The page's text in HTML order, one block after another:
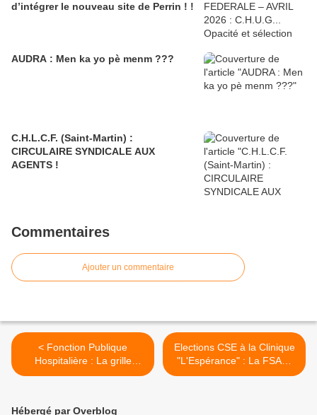
d’intégrer le nouveau site de Perrin ! !
AUDRA : Men ka yo pè menm ???
C.H.L.C.F. (Saint-Martin) :
CIRCULAIRE SYNDICALE AUX
AGENTS !
Commentaires
Ajouter un commentaire
< Fonction Publique
Hospitalière : La grille
complète des salaires et
Elections CSE à la Clinique
"L'Espérance" : La FSAS-
CGTG : Une organisation
Hébergé par Overblog